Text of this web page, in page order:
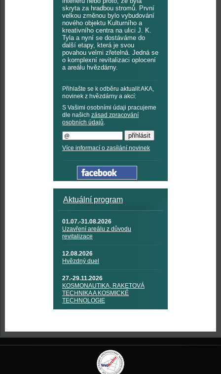
skryta za hradbou stromů. První
velkou změnou bylo vybudování
nového objektu Kulturního a
kreativního centra na ulici J. K.
Tyla a nyní se dostáváme do
další etapy, která je svou
povahou velmi zřetelná. Jedná se
o komplexní revitalizaci oplocení
a areálu hvězdárny.
Přihlašte se k odběru aktualit AKA,
novinek z hvězdárny a akcí:
S Vašimi osobními údaji pracujeme
dle našich zásad zpracování
osobních údajů.
Více informací o zasílání novinek
Aktuální program
01.07.-31.08.2026
Uzavření areálu z důvodu
revitalizace
12.08.2026
Hvězdný duel
27.-29.11.2026
KOSMONAUTIKA, RAKETOVÁ
TECHNIKA A KOSMICKÉ
TECHNOLOGIE